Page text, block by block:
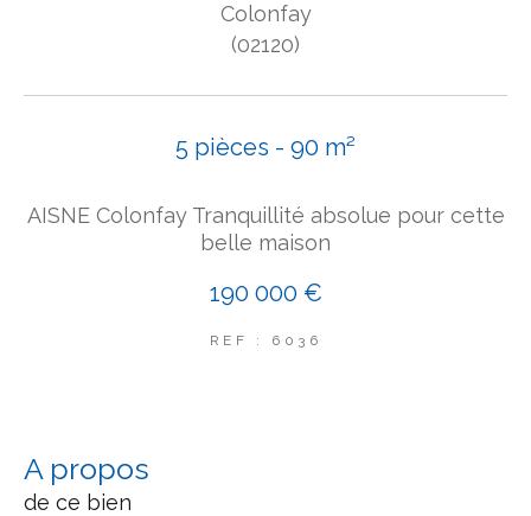
Colonfay
(02120)
5 pièces - 90 m²
AISNE Colonfay Tranquillité absolue pour cette
belle maison
190 000 €
REF : 6036
a propos
de ce bien